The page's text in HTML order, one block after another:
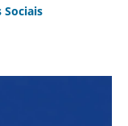
Sociais